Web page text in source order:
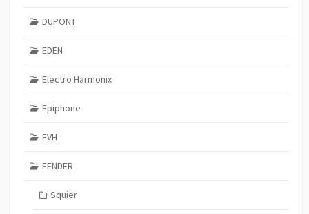
DUPONT
EDEN
Electro Harmonix
Epiphone
EVH
FENDER
Squier